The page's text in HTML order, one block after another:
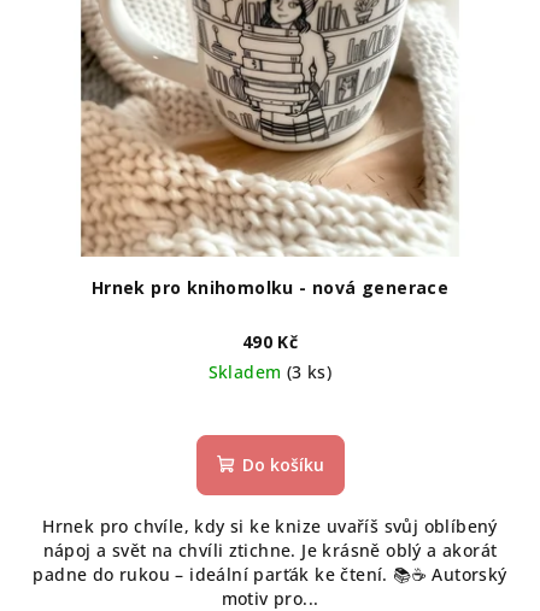
Hrnek pro knihomolku - nová generace
490 Kč
Skladem (3 ks)
Do košíku
Hrnek pro chvíle, kdy si ke knize uvaříš svůj oblíbený
nápoj a svět na chvíli ztichne. Je krásně oblý a akorát
padne do rukou – ideální parťák ke čtení. 📚☕ Autorský
motiv pro...